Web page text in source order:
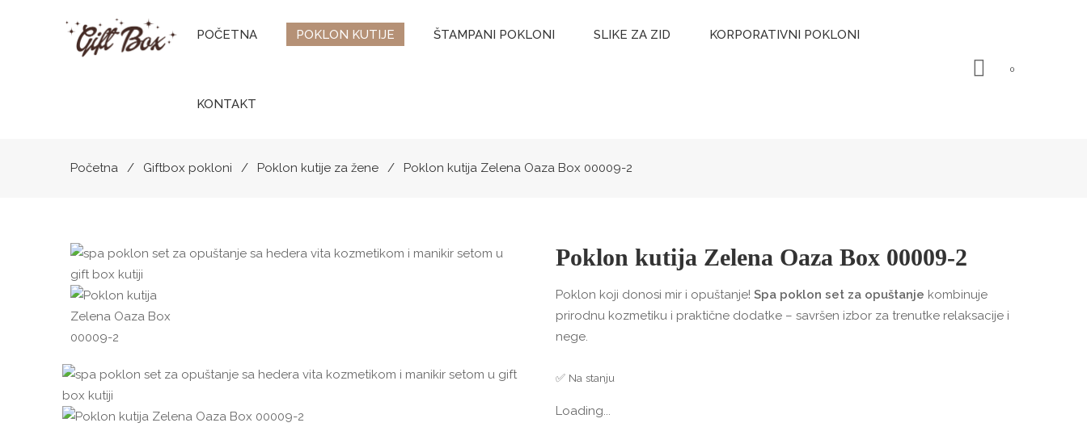
POČETNA POKLON KUTIJE ŠTAMPANI POKLONI SLIKE ZA ZID KORPORATIVNI POKLONI
KONTAKT
0
Početna Giftbox pokloni Poklon kutije za žene Poklon kutija Zelena Oaza Box 00009-2
Poklon kutija Zelena Oaza Box 00009-2
Poklon koji donosi mir i opuštanje! Spa poklon set za opuštanje kombinuje
prirodnu kozmetiku i praktične dodatke – savršen izbor za trenutke relaksacije i
nege.
✅ Na stanju
Loading...